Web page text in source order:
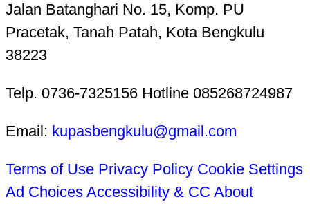
Jalan Batanghari No. 15, Komp. PU
Pracetak, Tanah Patah, Kota Bengkulu
38223
Telp. 0736-7325156 Hotline 085268724987
Email: kupasbengkulu@gmail.com
Terms of Use Privacy Policy Cookie Settings
Ad Choices Accessibility & CC About